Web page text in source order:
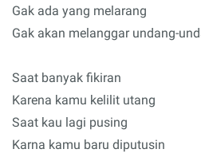
Gak ada yang melarang
Gak akan melanggar undang-
Saat banyak fikiran
Karena kamu kelilit utang
Saat kau lagi pusing
Karna kamu baru diputusin